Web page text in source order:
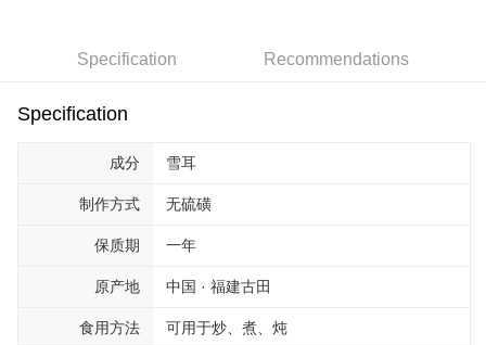
Specification Recommendations
Specification
成分 雪耳
制作方式 无硫磺
保质期 一年
原产地 中国 · 福建古田
食用方法 可用于炒、煮、炖